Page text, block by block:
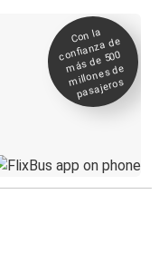
Con la
confianza de
más de 500
millones de
pasajeros